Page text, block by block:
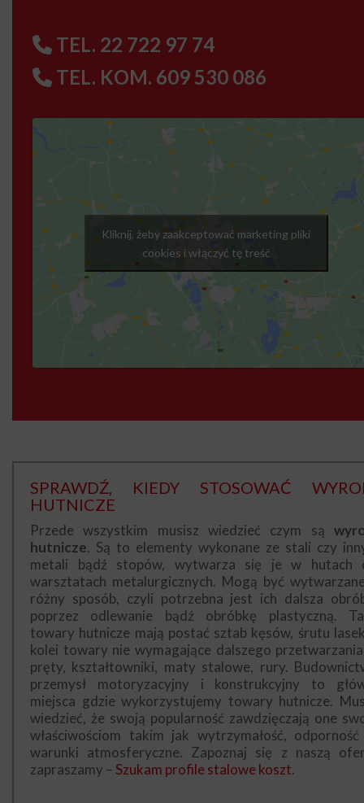
TEL. 22 722 97 74
TEL. KOM. 609 530 086
Kliknij, żeby zaakceptować marketing pliki
cookies i włączyć tę treść
SPRAWDŹ, KIEDY STOSOWAĆ
HUTNICZE
Przede wszystkim musisz wiedzieć czym są
hutnicze. Są to elementy wykonane ze stali czy
metali bądź stopów, wytwarza się je w hutach
warsztatach metalurgicznych. Mogą być
różny sposób, czyli potrzebna jest ich dalsza
poprzez odlewanie bądź obróbkę plastyczną.
towary hutnicze mają postać sztab kęsów, śrutu
kolei towary nie wymagające dalszego
pręty, kształtowniki, maty stalowe, rury.
przemysł motoryzacyjny i konstrukcyjny to
miejsca gdzie wykorzystujemy towary hutnicze.
wiedzieć, że swoją popularność zawdzięczają one
właściwościom takim jak wytrzymałość,
warunki atmosferyczne. Zapoznaj się z naszą
zapraszamy – Szukam profile stalowe koszt.